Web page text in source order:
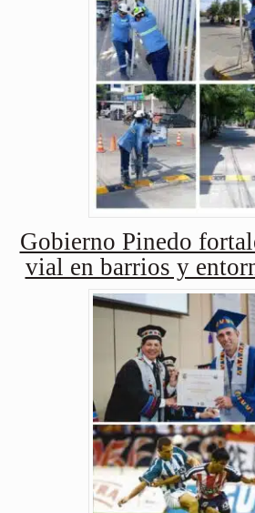
Gobierno Pinedo
vial en barrios y